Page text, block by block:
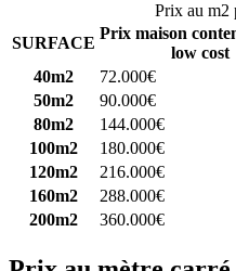
Prix au m2
SURFACE
Prix maison
low cost
40m2
72.000€
50m2
90.000€
80m2
144.000€
100m2
180.000€
120m2
216.000€
160m2
288.000€
200m2
360.000€